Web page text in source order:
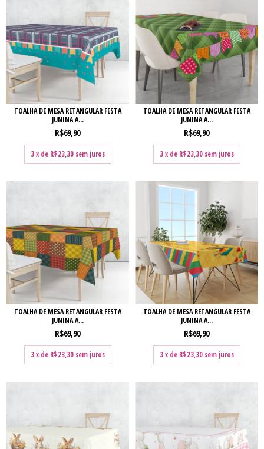
TOALHA DE MESA RETANGULAR FESTA
JUNINA A...
R$69,90
3 x de R$23,30 sem juros
TOALHA DE MESA RETANGULAR FESTA
JUNINA A...
R$69,90
3 x de R$23,30 sem juros
TOALHA DE MESA RETANGULAR FESTA
JUNINA A...
R$69,90
3 x de R$23,30 sem juros
TOALHA DE MESA RETANGULAR FESTA
JUNINA A...
R$69,90
3 x de R$23,30 sem juros